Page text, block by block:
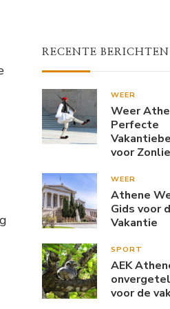
RECENTE BERICHTEN
WEER
Weer
Perfecte
voor
WEER
Athene
Gids voor
Vakantie
SPORT
AEK
voor de